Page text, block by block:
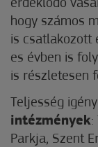
érdeklődő
hogy számos
is csatlakozott
es évben is
is részletesen
Teljesség
intézmények:
Parkja, Szent